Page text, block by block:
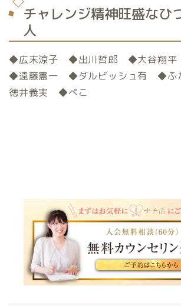
チャレンジ精神旺盛なひ
人
◆広末涼子 ◆出川哲郎 ◆大谷翔
◆遠藤憲一 ◆ダルビッシュ有 ◆ふ
徳井義実 ◆ぺこ